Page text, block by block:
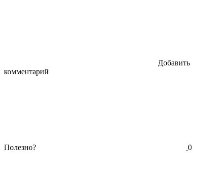
Добавить
комментарий
Полезно? 0